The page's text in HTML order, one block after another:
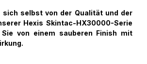
sich selbst von der Qualität und der
Hexis Skintac-HX30000-Serie
von einem sauberen Finish mit